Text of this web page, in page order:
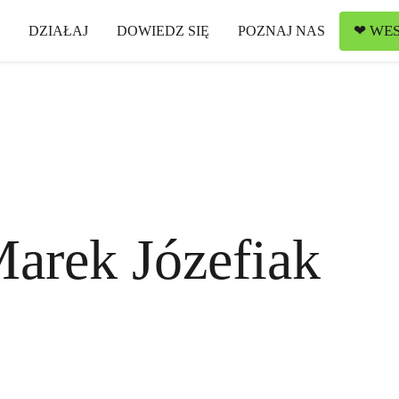
DZIAŁAJ DOWIEDZ SIĘ POZNAJ NAS ❤
Józefiak